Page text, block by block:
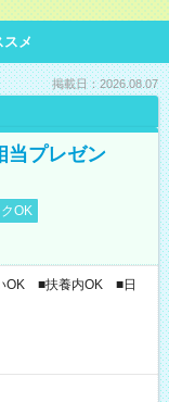
メ
掲載日：2026.08.07
当プレゼン
OK
OK ■扶養内OK ■日